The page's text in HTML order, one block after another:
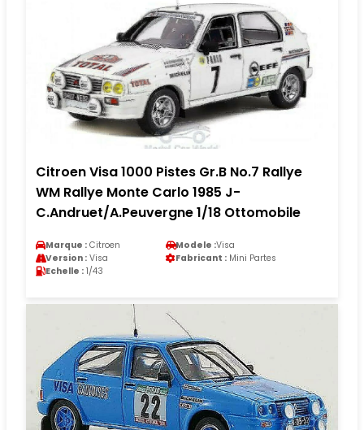
Citroen Visa 1000 Pistes Gr.B No.7 Rallye
WM Rallye Monte Carlo 1985 J-
C.Andruet/A.Peuvergne 1/18 Ottomobile
Marque : Citroen Modele :Visa
Version : Visa Fabricant : Mini Partes
Echelle : 1/43